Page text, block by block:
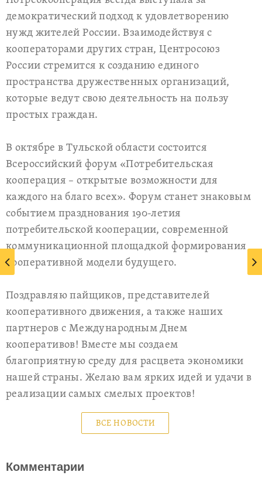
демократический подход к удовлетворению
нужд жителей России. Взаимодействуя с
кооператорами других стран, Центросоюз
России стремится к созданию единого
пространства дружественных организаций,
которые ведут свою деятельность на пользу
простых граждан.
В октябре в Тульской области состоится
Всероссийский форум «Потребительская
кооперация – открытые возможности для
каждого на благо всех». Форум станет знаковым
событием празднования 190-летия
потребительской кооперации, современной
коммуникационной площадкой формирования
кооперативной модели будущего.
Поздравляю пайщиков, представителей
кооперативного движения, а также наших
партнеров с Международным Днем
кооперативов! Вместе мы создаем
благоприятную среду для расцвета экономики
нашей страны. Желаю вам ярких идей и удачи в
реализации самых смелых проектов!
ВСЕ НОВОСТИ
Комментарии